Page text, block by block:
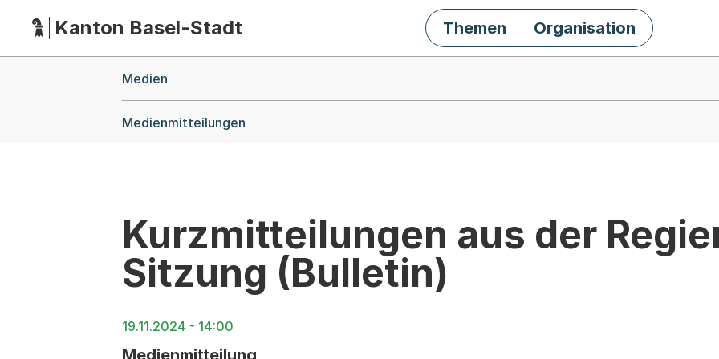
HauptnavigationKanton Basel-Stadt Themen Organisation
Medien
Medienmitteilungen
Kurzmitteilungen aus der
Sitzung (Bulletin)
19.11.2024 - 14:00
Medienmitteilung